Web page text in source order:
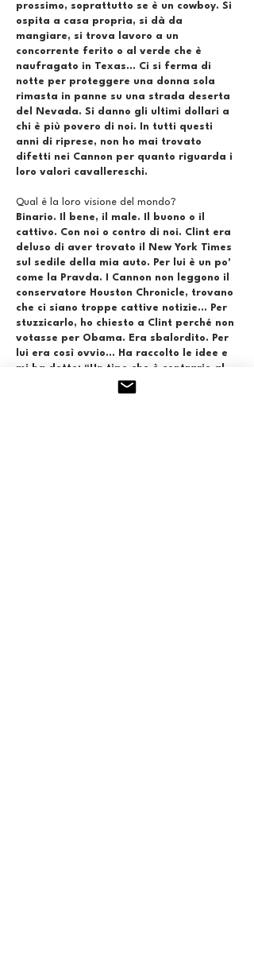
prossimo, soprattutto se è un cowboy. Si
ospita a casa propria, si dà da
mangiare, si trova lavoro a un
concorrente ferito o al verde che è
naufragato in Texas... Ci si ferma di
notte per proteggere una donna sola
rimasta in panne su una strada deserta
del Nevada. Si danno gli ultimi dollari a
chi è più povero di noi. In tutti questi
anni di riprese, non ho mai trovato
difetti nei Cannon per quanto riguarda i
loro valori cavallereschi.
Qual è la loro visione del mondo?
Binario. Il bene, il male. Il buono o il
cattivo. Con noi o contro di noi. Clint era
deluso di aver trovato il New York Times
sul sedile della mia auto. Per lui è un po'
come la Pravda. I Cannon non leggono il
conservatore Houston Chronicle, trovano
che ci siano troppe cattive notizie... Per
stuzzicarlo, ho chiesto a Clint perché non
votasse per Obama. Era sbalordito. Per
lui era così ovvio... Ha raccolto le idee e
mi ha detto: “Un tipo che è contrario al
porto d'armi può essere buono?”.